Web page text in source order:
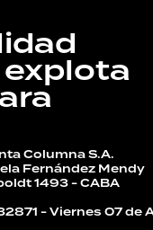
Columna S.A.
Fernández Mendy
1493 - CABA
- Viernes 07 de